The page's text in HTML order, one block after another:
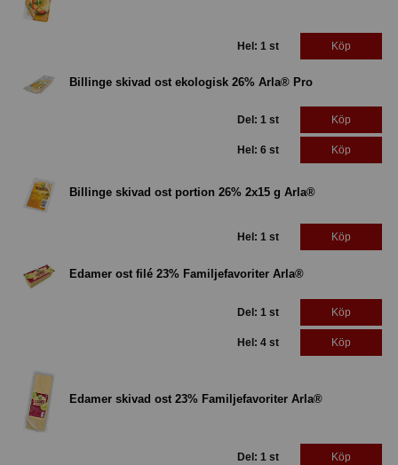
Hel: 1 st Köp
Billinge skivad ost ekologisk 26% Arla® Pro
Del: 1 st Köp
Hel: 6 st Köp
Billinge skivad ost portion 26% 2x15 g Arla®
Hel: 1 st Köp
Edamer ost filé 23% Familjefavoriter Arla®
Del: 1 st Köp
Hel: 4 st Köp
Edamer skivad ost 23% Familjefavoriter Arla®
Del: 1 st Köp